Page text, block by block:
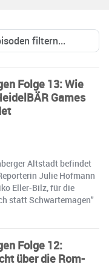
Folge 13: Wie
Games
Altstadt befindet
Julie Hofmann
Eller-Bilz, für die
statt Schwartemagen"
Folge 12:
über die Rom-